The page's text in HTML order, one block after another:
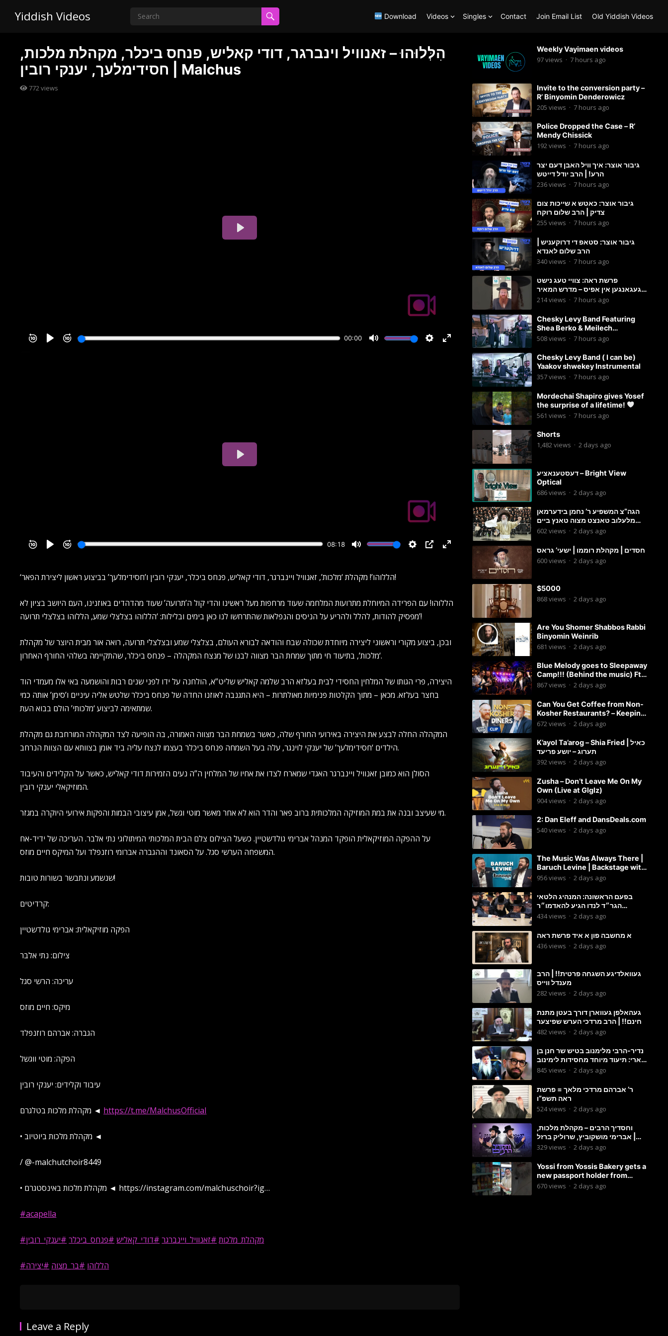
Yiddish Videos Download Videos Singles Contact Join Email List Old Yiddish Videos
הִלְּלוּהוּ – זאנוויל וינברגר, דודי קאליש, פנחס ביכלר, מקהלת מלכות,
חסידימלעך, יענקי רובין | Malchus
772views
‘הללוהו’! מקהלת ‘מלכות’, זאנוויל ויינברגר, דודי קאליש, פנחס ביכלר, יענקי רובין ו’חסידימלעך’ בביצוע ראשון ליצירת הפאר!
הללוהו! עם הפרידה המיוחלת מתרועות המלחמה שעוד מרחפות מעל ראשינו והדי קול ה’תרועה’ שעוד מהדהדים באוזנינו, העם היושב בציון לא
מפסיק להודות, להלל ולהריע על הניסים והנפלאות שהתרחשו לנו כאן בימים ובלילות: ‘הללוהו בצלצלי שמע, הללוהו בצלצלי תרועה’!
ובכן, ביצוע מקורי וראשוני ליצירה מיוחדת שכולה שבח והודאה לבורא העולם, בצלצלי שמע ובצלצלי תרועה, רואה אור מבית היוצר של מקהלת
‘מלכות’, בתיעוד חי מתוך שמחת הבר מצווה לבנו של מנצח המקהלה – פנחס ביכלר, שהתקיימה בשלהי החורף האחרון.
היצירה, פרי הגותו של המלחין החסידי לבית בעלזא הרב שלמה קאליש שליט”א, הולחנה על ידו לפני שנים רבות והושמעה באי אלו מעמדי הוד
בחצר בעלזא. מכאן – מתוך הקלטות פנימיות מאולתרות – היא התגנבה לאוזנו החדה של פנחס ביכלר שלטש אליה עיניים ו’סימן’ אותה כמי
שמתאימה לביצוע ‘מלכותי’ הולם בבוא העת.
המקהלה החלה לבצע את היצירה באירועי החורף שלה, כאשר בשמחת הבר מצווה האמורה, בה הופיעה לצד המקהלה המורחבת גם מקהלת
הילדים ‘חסידימלעך’ של יענקי לוינגר, עלה בעל השמחה פנחס ביכלר בעצמו לנצח עליה ביד אומן בצוותא עם הצוות הנרחב.
הסולן הוא כמובן זאנוויל ויינברגר האגדי שמארח לצדו את אחיו של המלחין ה”ה נעים הזמירות דודי קאליש, כאשר על הקלידים והעיבוד
המוזיקאלי יענקי רובין.
מי שעיצב ובנה את במת המוזיקה המלכותית ברוב פאר והדר הוא לא אחר מאשר מוטי וגשל, אמן עיצובי הבמות והפקות אירועי היוקרה במגזר.
על ההפקה המוזיקאלית הופקד המנהל אברימי גולדשטיין. כשעל הצילום צלם הבית המלכותי המיתולוגי נתי אלבר. העריכה של ידיד-אח
המשפחה הערשי סגל. על הסאונד וההגברה אברומי רוזנפלד ועל המיקס חיים מוזס.
שנשמע ונתבשר בשורות טובות!
קרדיטים:
הפקה מוזיקאלית: אברימי גולדשטיין
צילום: נתי אלבר
עריכה: הרשי סגל
מיקס: חיים מוזס
הגברה: אברהם רוזנפלד
הפקה: מוטי ווגשל
עיבוד וקלידים: יענקי רובין
מקהלת מלכות בטלגרם ◄ https://t.me/MalchusOfficial
• מקהלת מלכות ביוטיוב ◄
/ @-malchutchoir8449
• מקהלת מלכות באינסטגרם ◄ https://instagram.com/malchuschoir?ig…
#acapella
#מקהלת_מלכות #זאנוויל_ויינברגר #דודי_קאליש #פנחס_ביכלר #יענקי_רובין
#הללוהו #בר_מצוה #יצירה
Leave a Reply
Weekly Vayimaen videos
97views · 7 hours ago
Invite to the conversion party –
R’ Binyomin Denderowicz
205 views · 7 hours ago
Police Dropped the Case – R’
Mendy Chissick
192views · 7 hours ago
גיבור אוצר: איך וויל האבן דעם יצר
הרע! | הרב יודל דייטש
236views · 7 hours ago
גיבור אוצר: כאטש א שייכות צום
צדיק | הרב שלום רוקח
255 views · 7 hours ago
גיבור אוצר: סטאפ די דרוקעניש |
הרב שלום לאנדא
340views · 7 hours ago
פרשת ראה: צוויי טעג נישט
געגאנגען אין אפיס – מדרש המאיר
וועכענטליך אויף סטאטוס איילענד
214views · 7 hours ago
Chesky Levy Band Featuring
Shea Berko & Meilech
Braunstein (Yeedle werdyger
508views · 7 hours ago
Chesky Levy Band ( I can be)
Yaakov shwekey Instrumental
357views · 7 hours ago
Mordechai Shapiro gives Yosef
the surprise of a lifetime!
561 views · 7 hours ago
Shorts
1,482views · 2 days ago
דעסטענאציע – Bright View
Optical
686views · 2 days ago
הגה”צ המשפיע ר’ נחמן בידערמאן
מלעלוב טאנצט מצוה טאנץ ביים
שמחת החתונה פון בנו החתן
602views · 2 days ago
חסדים | מקהלת רוממו | ישעי’ גראס
600views · 2 days ago
$5000
868views · 2 days ago
Are You Shomer Shabbos Rabbi
Binyomin Weinrib
681 views · 2 days ago
Blue Melody goes to Sleepaway
Camp!!! (Behind the music) Ft.
Dovid Berger and Chaim Brown
867views · 2 days ago
Can You Get Coffee from Non-
Kosher Restaurants? – Keeping
it Kosher Clips
672views · 2 days ago
K’ayol Ta’arog – Shia Fried | כאיל
תערוג – יושע פריעד
392views · 2 days ago
Zusha – Don’t Leave Me On My
Own (Live at Glglz)
904views · 2 days ago
2: Dan Eleff and DansDeals.com
540views · 2 days ago
The Music Was Always There |
Baruch Levine | Backstage with
Benny
956views · 2 days ago
בפעם הראשונה: המנהיג הלטאי
הגר״ד לנדו הגיע להאדמו״ר
מבעלזא: תיעוד ראשוני מהפגישה
434views · 2 days ago
א מחשבה פון א איד פרשת ראה
436views · 2 days ago
געוואלדיגע השגחה פרטית!! | הרב
מענדל ווייס
282views · 2 days ago
געהאלפן געווארן דורך בעטן מתנת
חינם!! | הרב מרדכי הערש שפיצער
482views · 2 days ago
נדיר-הרבי מלימנוב בטיש שר חנן בן
ארי: תיעוד מיוחד מחסידות לימינוב
845 views · 2 days ago
ר’ אברהם מרדכי מלאך = פרשת
ראה תשפ”ו
524views · 2 days ago
וחסדיך הרבים – מקהלת מלכות,
אברימי מושקוביץ, שרוליק ברזל |
Malchus Choir
329views · 2 days ago
Yossi from Yossis Bakery gets a
new passport holder from
Globekeeper.co
670views · 2 days ago